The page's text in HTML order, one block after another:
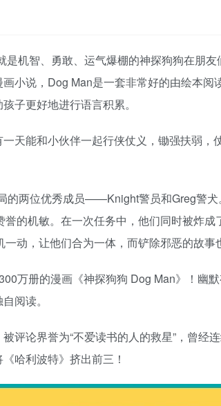
是机智、勇敢、运气爆棚的神探狗狗在朋
小说，Dog Man是一套非常好的由绘本阅
子更好地进行语言积累。
天能和小伙伴一起行侠仗义，锄强扶弱，
的两位优秀成员——Knight警员和Greg警
的机敏。在一次任务中，他们同时被炸成
动，让他们合为一体，而铲除邪恶的故事
万册的漫画《神探狗狗 Dog Man》！幽
阅读。
评论界誉为“不爱读书的人的救星”，曾经
哈利波特》挤出前三！